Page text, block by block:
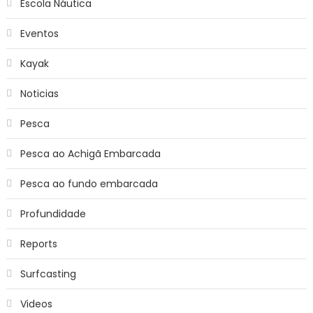
Escola Náutica
Eventos
Kayak
Noticias
Pesca
Pesca ao Achigã Embarcada
Pesca ao fundo embarcada
Profundidade
Reports
Surfcasting
Videos